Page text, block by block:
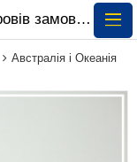
Прапорець Маршаллових Островів замовити і купити 🏁 ePrapor.com.ua
Австралія і Океанія